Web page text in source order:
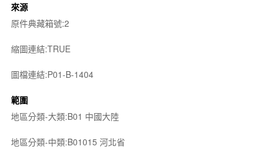
來源
原件典藏箱號:2
縮圖連結:TRUE
圖檔連結:P01-B-1404
範圍
地區分類-大類:B01 中國大陸
地區分類-中類:B01015 河北省